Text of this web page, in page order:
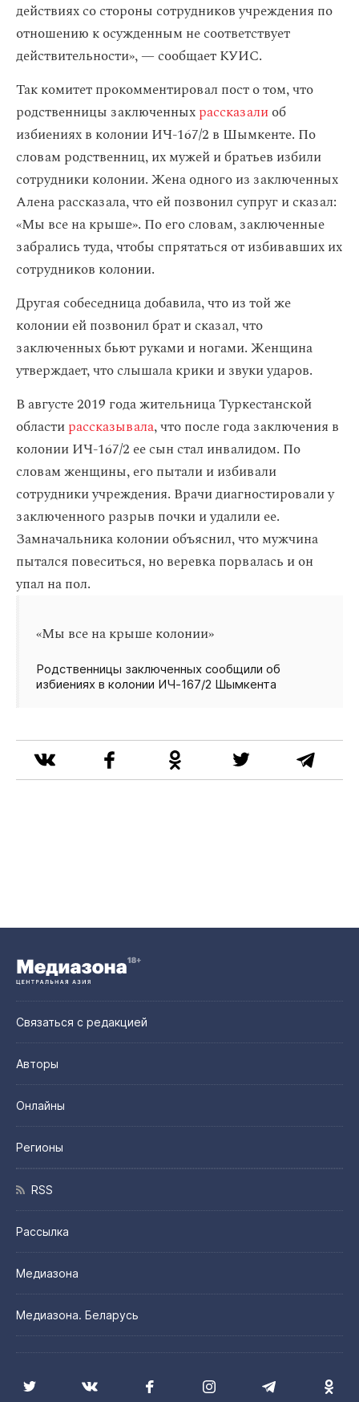
действиях со стороны сотрудников учреждения по
отношению к осужденным не соответствует
действительности», — сообщает КУИС.
Так комитет прокомментировал пост о том, что
родственницы заключенныхрассказалиоб
избиениях в колонии ИЧ-167/2 в Шымкенте. По
словам родственниц, их мужей и братьев избили
сотрудники колонии. Жена одного из заключенных
Алена рассказала, что ей позвонил супруг и сказал:
«Мы все на крыше». По его словам, заключенные
забрались туда, чтобы спрятаться от избивавших их
сотрудников колонии.
Другая собеседница добавила, что из той же
колонии ей позвонил брат и сказал, что
заключенных бьют руками и ногами. Женщина
утверждает, что слышала крики и звуки ударов.
В августе 2019 года жительница Туркестанской
областирассказывала, что после года заключения в
колонии ИЧ-167/2 ее сын стал инвалидом. По
словам женщины, его пытали и избивали
сотрудники учреждения. Врачи диагностировали у
заключенного разрыв почки и удалили ее.
Замначальника колонии объяснил, что мужчина
пытался повеситься, но веревка порвалась и он
упал на пол.
«Мы все на крыше колонии»
Родственницы заключенных сообщили об
избиениях в колонии ИЧ‑167/2 Шымкента
Связаться с редакцией
Авторы
Онлайны
Регионы
RSS
Рассылка
Медиазона
Медиазона. Беларусь